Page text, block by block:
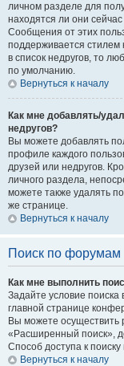
личном разделе для
находятся ли они
Сообщения от этих
поддерживается
в список недругов, то
по умолчанию.
Вернуться к началу
Как мне добавлять/
недругов?
Вы можете добавлять
профиле каждого
друзей или недругов.
личного раздела,
можете также удалять
же странице.
Вернуться к началу
Поиск по форумам
Как мне выполнить
Задайте условие
главной странице
Вы можете осуществить
«Расширенный поиск»,
Способ доступа к
Вернуться к началу